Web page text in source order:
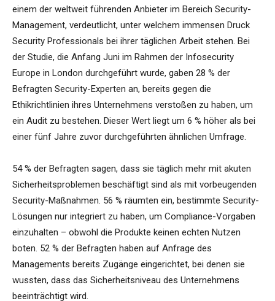
einem der weltweit führenden Anbieter im Bereich Security-
Management, verdeutlicht, unter welchem immensen Druck
Security Professionals bei ihrer täglichen Arbeit stehen. Bei
der Studie, die Anfang Juni im Rahmen der Infosecurity
Europe in London durchgeführt wurde, gaben 28 % der
Befragten Security-Experten an, bereits gegen die
Ethikrichtlinien ihres Unternehmens verstoßen zu haben, um
ein Audit zu bestehen. Dieser Wert liegt um 6 % höher als bei
einer fünf Jahre zuvor durchgeführten ähnlichen Umfrage.
54 % der Befragten sagen, dass sie täglich mehr mit akuten
Sicherheitsproblemen beschäftigt sind als mit vorbeugenden
Security-Maßnahmen. 56 % räumten ein, bestimmte Security-
Lösungen nur integriert zu haben, um Compliance-Vorgaben
einzuhalten – obwohl die Produkte keinen echten Nutzen
boten. 52 % der Befragten haben auf Anfrage des
Managements bereits Zugänge eingerichtet, bei denen sie
wussten, dass das Sicherheitsniveau des Unternehmens
beeinträchtigt wird.